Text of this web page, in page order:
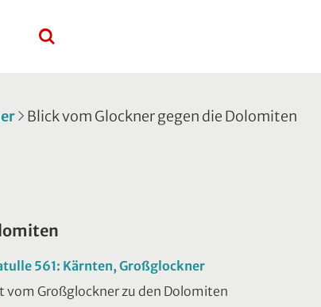
Blick vom Glockner gegen die Dolomiten
561: Kärnten, Großglockner
vom Großglockner zu den Dolomiten